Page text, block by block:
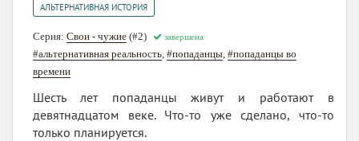
АЛЬТЕРНАТИВНАЯ ИСТОРИЯ
Серия: Свои - чужие (#2) завершена
#альтернативная реальность #попаданцы #попаданцы во
времени
Шесть лет попаданцы живут и работают в
девятнадцатом веке. Что-то уже сделано, что-то
только планируется.